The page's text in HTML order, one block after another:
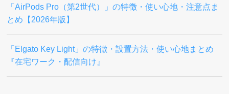
「AirPods Pro（第2世代）」の特徴・使い心地・注意点ま
とめ【2026年版】
「Elgato Key Light」の特徴・設置方法・使い心地まとめ
『在宅ワーク・配信向け』